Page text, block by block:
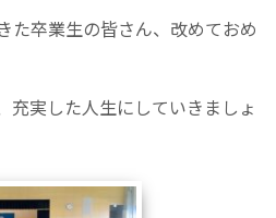
た卒業生の皆さん、改めておめ
充実した人生にしていきましょ